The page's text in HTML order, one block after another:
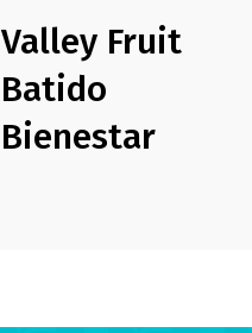
Valley Fruit
Batido
Bienestar